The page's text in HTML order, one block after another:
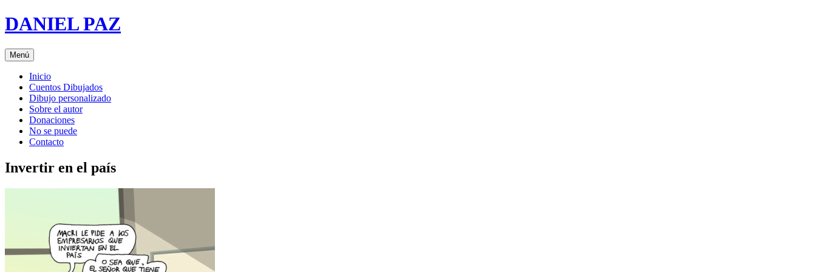
Saltar
al
DANIEL PAZ
Menú
Inicio
Cuentos Dibujados
Dibujo personalizado
Sobre el autor
Donaciones
No se puede
Contacto
Invertir en el país